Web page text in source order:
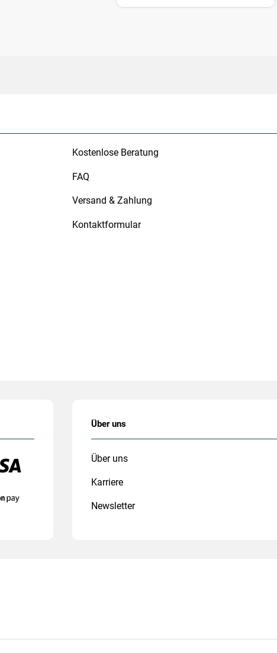
Kostenlose Beratung
FAQ
Versand & Zahlung
Kontaktformular
Über uns
Über uns
Karriere
Newsletter